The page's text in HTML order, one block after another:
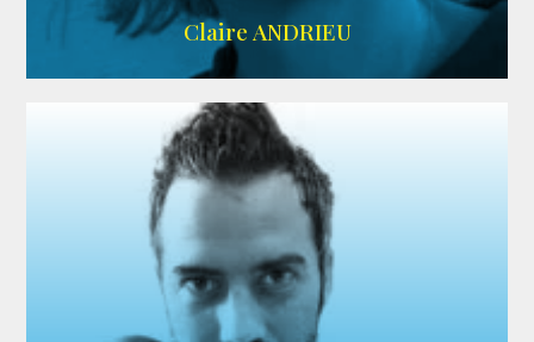
AGENCE ADÉQUAT
Claire ANDRIEU